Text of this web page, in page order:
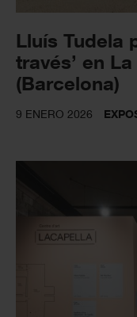
Lluís Tudela
través’ en
(Barcelona)
9 ENERO 2026